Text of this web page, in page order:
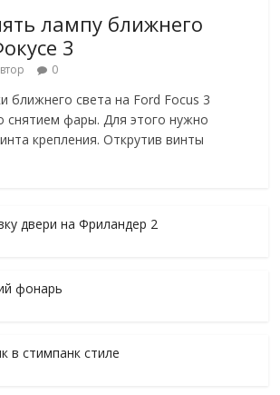
лампу ближнего
3
0
ближнего света на Ford Focus 3
снятием фары. Для этого нужно
крепления. Открутив винты
двери на Фриландер 2
фонарь
в стимпанк стиле